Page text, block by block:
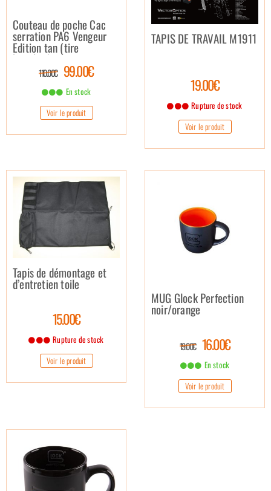
Couteau de poche Cac
serration PA6 Vengeur
Edition tan (tire
bouchon)
110.00€ 99.00€
En stock
Voir le produit
TAPIS DE TRAVAIL M1911
19.00€
Rupture de stock
Voir le produit
Tapis de démontage et
d’entretien toile
15.00€
Rupture de stock
Voir le produit
MUG Glock Perfection
noir/orange
19.00€ 16.00€
En stock
Voir le produit